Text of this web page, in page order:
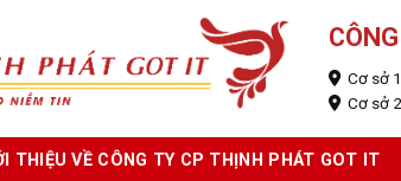
Cơ sở
Cơ sở
THIỆU VỀ CÔNG TY CP THỊNH PHÁT GOT IT